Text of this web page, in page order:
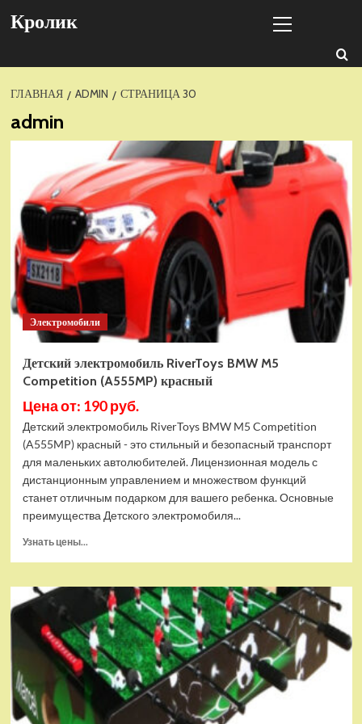
Кролик
меню
ГЛАВНАЯ ADMIN СТРАНИЦА 30
admin
Электромобили
Детский электромобиль RiverToys BMW M5
Competition (A555MP) красный
Цена от: 190 руб.
Детский электромобиль RiverToys BMW M5 Competition
(A555MP) красный - это стильный и безопасный транспорт
для маленьких автолюбителей. Лицензионная модель с
дистанционным управлением и множеством функций
станет отличным подарком для вашего ребенка. Основные
преимущества Детского электромобиля...
Узнать цены...
Детский
электромобиль
RiverToys
BMW
M5
Competition
(A555MP)
красный